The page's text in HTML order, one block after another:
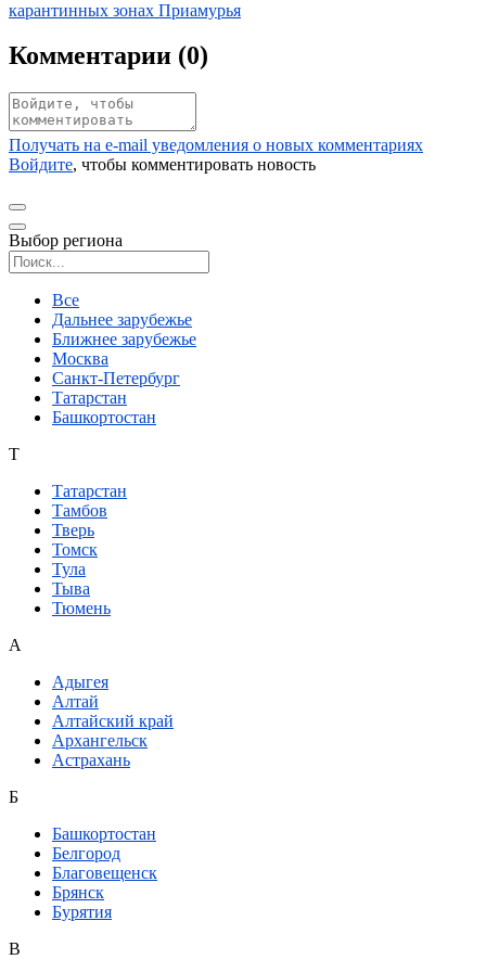
карантинных зонах Приамурья
Комментарии (0)
Получать на e‑mail уведомления о новых комментариях
Войдите, чтобы комментировать новость
Выбор региона
Все
Дальнее зарубежье
Ближнее зарубежье
Москва
Санкт-Петербург
Татарстан
Башкортостан
Т
Татарстан
Тамбов
Тверь
Томск
Тула
Тыва
Тюмень
А
Адыгея
Алтай
Алтайский край
Архангельск
Астрахань
Б
Башкортостан
Белгород
Благовещенск
Брянск
Бурятия
В